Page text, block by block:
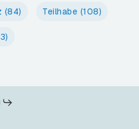
(84) Teilhabe (108)